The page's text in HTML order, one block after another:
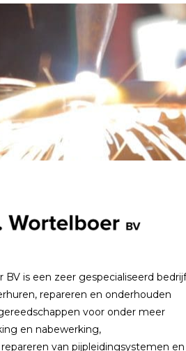
BV is een zeer gespecialiseerd
repareren en onderhouden
voor onder meer
en nabewerking,
van pijpleidingsystemen en